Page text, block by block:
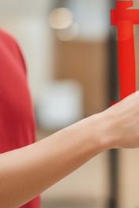
En rueda de prensa,
Junta de
cargo,
exhortó a los
el Partido de la
sumarse a la bancada
Reconoció la
entregarnos la
vicecoordinador,